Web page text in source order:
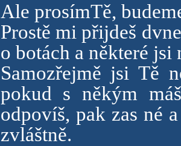
Ale prosímTě,
Prostě mi přijdeš
o botách a některé jsi
Samozřejmě jsi Tě
pokud s někým
odpovíš, pak zas né
zvláštně.